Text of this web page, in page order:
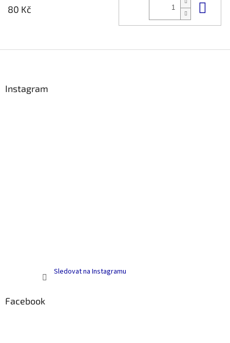
80 Kč
Instagram
Sledovat na Instagramu
Facebook